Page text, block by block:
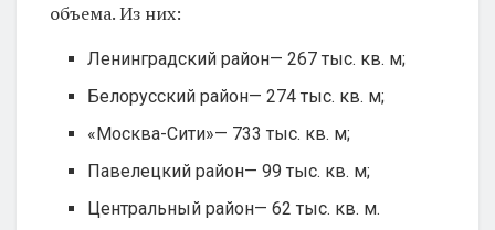
объема. Из них:
Ленинградский район— 267 тыс. кв. м;
Белорусский район— 274 тыс. кв. м;
«Москва-Сити»— 733 тыс. кв. м;
Павелецкий район— 99 тыс. кв. м;
Центральный район— 62 тыс. кв. м.